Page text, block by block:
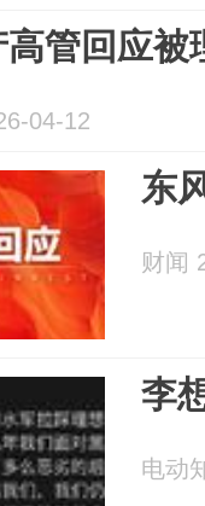
管回应被
04-12
东
财闻
李
电动